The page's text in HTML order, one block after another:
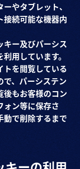
やタブレット、
接続可能な機器内
キー及びパーシス
用しています。
を閲覧している
、パーシステン
後もお客様のコン
ォン等に保存さ
動で削除するまで